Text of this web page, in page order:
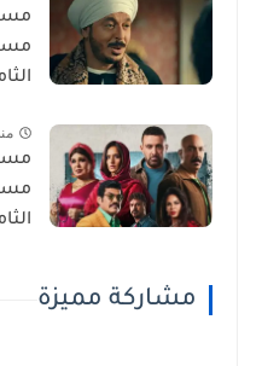
مشاركة مميزة